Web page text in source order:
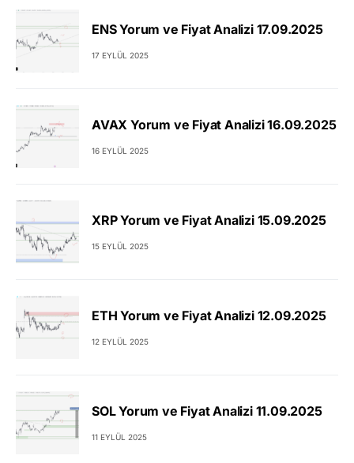
ENS Yorum ve Fiyat Analizi 17.09.2025
17 EYLÜL 2025
AVAX Yorum ve Fiyat Analizi 16.09.2025
16 EYLÜL 2025
XRP Yorum ve Fiyat Analizi 15.09.2025
15 EYLÜL 2025
ETH Yorum ve Fiyat Analizi 12.09.2025
12 EYLÜL 2025
SOL Yorum ve Fiyat Analizi 11.09.2025
11 EYLÜL 2025